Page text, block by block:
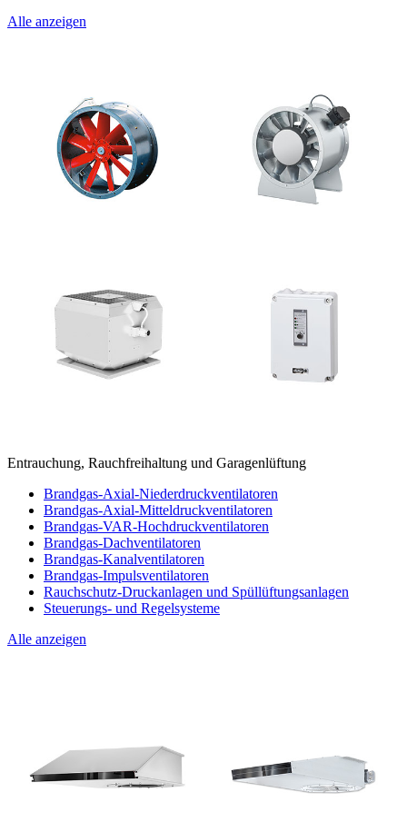
Alle anzeigen
Entrauchung, Rauchfreihaltung und Garagenlüftung
Brandgas-Axial-Niederdruckventilatoren
Brandgas-Axial-Mitteldruckventilatoren
Brandgas-VAR-Hochdruckventilatoren
Brandgas-Dachventilatoren
Brandgas-Kanalventilatoren
Brandgas-Impulsventilatoren
Rauchschutz-Druckanlagen und Spüllüftungsanlagen
Steuerungs- und Regelsysteme
Alle anzeigen